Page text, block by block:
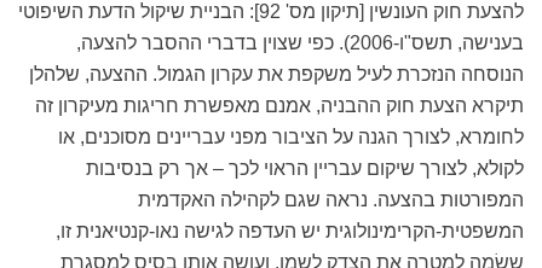
להצעת חוק העונשין [תיקון מס' 92]: הבניית שיקול הדעת השיפוטי
בענישה, תשס"ו-2006). כפי שצוין בדברי ההסבר להצעה,
הנוסחה הנזכרת לעיל משקפת את עקרון הגמול. ההצעה, שלהלן
תיקרא הצעת חוק ההבניה, אמנם מאפשרת חריגות מעיקרון זה
לחומרא, לצורך הגנה על הציבור מפני עבריינים מסוכנים, או
לקולא, לצורך שיקום עבריין הראוי לכך – אך רק בנסיבות
המפורטות בהצעה. נראה שגם לקהילה האקדמית
המשפטית-הקרימינולוגית יש העדפה לגישה נאו-קנטיאנית זו,
ששׂמה למטרה את הצדק לשמו, ועושה אותו בסיס למסגרת